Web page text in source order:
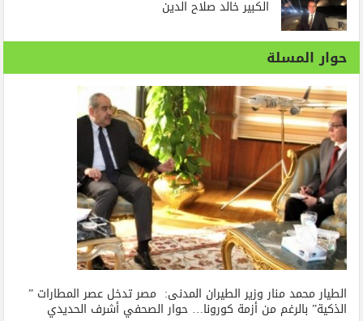
الكبير خالد صلاح الدين
حوار المسلة
الطيار محمد منار وزير الطيران المدنى: مصر تدخل عصر المطارات ”
الذكية” بالرغم من أزمة كورونا… حوار الصحفي أشرف الحديدي